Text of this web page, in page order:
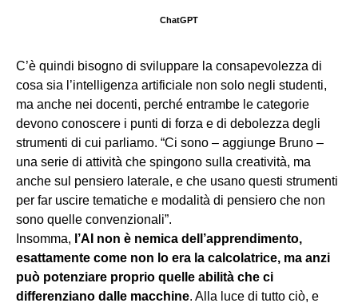
ChatGPT
C’è quindi bisogno di sviluppare la consapevolezza di
cosa sia l’intelligenza artificiale non solo negli studenti,
ma anche nei docenti, perché entrambe le categorie
devono conoscere i punti di forza e di debolezza degli
strumenti di cui parliamo. “Ci sono – aggiunge Bruno –
una serie di attività che spingono sulla creatività, ma
anche sul pensiero laterale, e che usano questi strumenti
per far uscire tematiche e modalità di pensiero che non
sono quelle convenzionali”.
Insomma, l’AI non è nemica dell’apprendimento,
esattamente come non lo era la calcolatrice, ma anzi
può potenziare proprio quelle abilità che ci
differenziano dalle macchine. Alla luce di tutto ciò, e